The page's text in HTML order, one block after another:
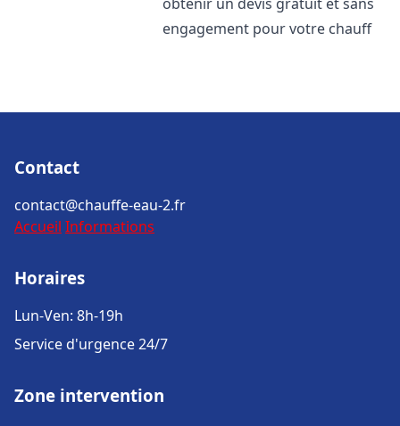
engagement pour votre chauff
Contact
contact@chauffe-eau-2.fr
Accueil Informations
Horaires
Lun-Ven: 8h-19h
Service d'urgence 24/7
Zone intervention